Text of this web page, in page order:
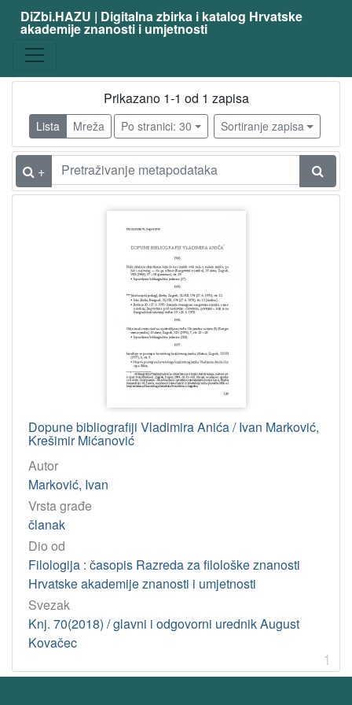
DiZbi.HAZU | Digitalna zbirka i katalog Hrvatske
akademije znanosti i umjetnosti
Prikazano 1-1 od 1 zapisa
Lista Mreža Po stranici: 30 Sortiranje zapisa
+
Dopune bibliografiji Vladimira Anića / Ivan Marković,
Krešimir Mićanović
Autor
Marković, Ivan
Vrsta građe
članak
Dio od
Filologija : časopis Razreda za filološke znanosti
Hrvatske akademije znanosti i umjetnosti
Svezak
Knj. 70(2018) / glavni i odgovorni urednik August
Kovačec
1